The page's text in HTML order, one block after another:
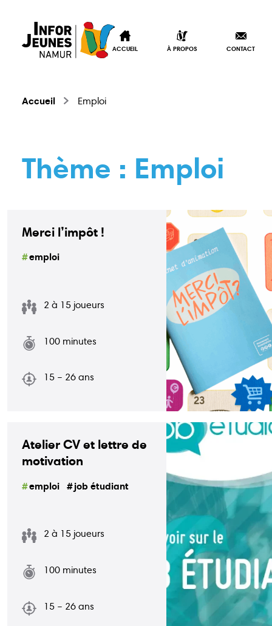
ACCUEIL À PROPOS CONTACT
Accueil Emploi
Thème : Emploi
Merci l’impôt !
emploi
2 à 15 joueurs
100 minutes
15 – 26 ans
Atelier CV et lettre de
motivation
emploi job étudiant
2 à 15 joueurs
100 minutes
15 – 26 ans
Accueil À propos
Animations
Écoles
Bons plans
Kots
Services
Contact